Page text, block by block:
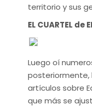
territorio y sus
EL CUARTEL de
Luego oí
artículos sobre
que más se